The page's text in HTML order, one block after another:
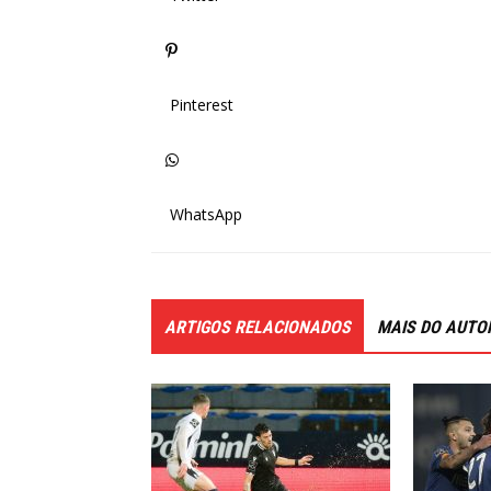
Pinterest
WhatsApp
ARTIGOS RELACIONADOS MAIS DO